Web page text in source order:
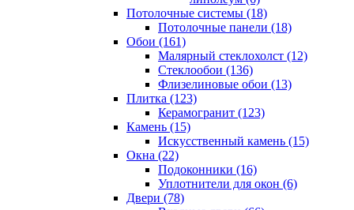
Потолочные системы (18)
Потолочные панели (18)
Обои (161)
Малярный стеклохолст (12)
Стеклообои (136)
Флизелиновые обои (13)
Плитка (123)
Керамогранит (123)
Камень (15)
Искусственный камень (15)
Окна (22)
Подоконники (16)
Уплотнители для окон (6)
Двери (78)